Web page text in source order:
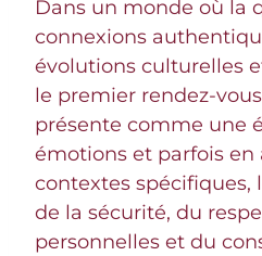
Dans un monde où la
connexions
évolutions culturelles
le premier rendez-
présente comme une
émotions et parfois en
contextes spécifiques,
de la sécurité, du
personnelles et du